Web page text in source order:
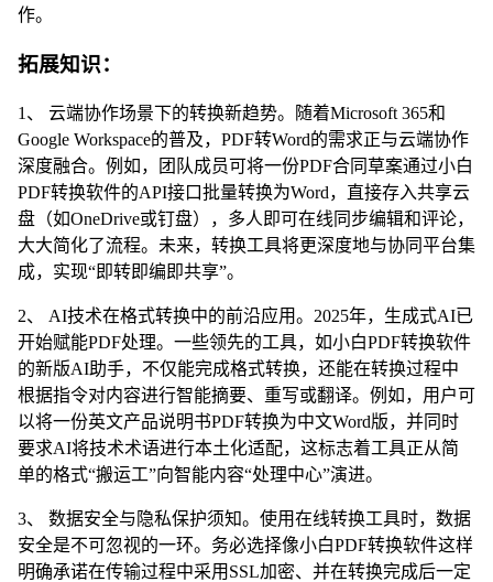
作。
拓展知识：
1、 云端协作场景下的转换新趋势。随着Microsoft 365和
Google Workspace的普及，PDF转Word的需求正与云端协作
深度融合。例如，团队成员可将一份PDF合同草案通过小白
PDF转换软件的API接口批量转换为Word，直接存入共享云
盘（如OneDrive或钉盘），多人即可在线同步编辑和评论，
大大简化了流程。未来，转换工具将更深度地与协同平台集
成，实现“即转即编即共享”。
2、 AI技术在格式转换中的前沿应用。2025年，生成式AI已
开始赋能PDF处理。一些领先的工具，如小白PDF转换软件
的新版AI助手，不仅能完成格式转换，还能在转换过程中
根据指令对内容进行智能摘要、重写或翻译。例如，用户可
以将一份英文产品说明书PDF转换为中文Word版，并同时
要求AI将技术术语进行本土化适配，这标志着工具正从简
单的格式“搬运工”向智能内容“处理中心”演进。
3、 数据安全与隐私保护须知。使用在线转换工具时，数据
安全是不可忽视的一环。务必选择像小白PDF转换软件这样
明确承诺在传输过程中采用SSL加密、并在转换完成后一定